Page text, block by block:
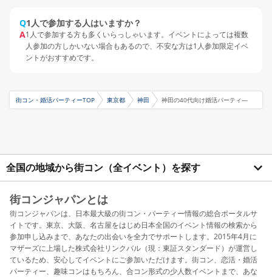
Q1人で参加する人はいますか？
A1人で参加する方も多くいらっしゃいます。イベントによっては複数
人参加の方しかいない場合もあるので、不安な方は1人参加限定イベ
ントがおすすめです。
街コン・婚活パーティーTOP 東京都 神田 神田の40代向け婚活パーティ―
全国の地域から街コン（全イベント）を探す
街コンジャパンとは
街コンジャパンは、日本最大級の街コン・パーティー情報の総合ポータルサ
イトです。東京、大阪、名古屋をはじめ日本全国のイベント情報の検索から
参加申し込みまで、あなたの出会いを全力でサポートします。2015年4月に
マザーズに上場した株式会社リンクバル（現：東証スタンダード）が運営し
ているため、安心してイベントにご参加いただけます。街コン、恋活・婚活
パーティー、趣味コンはもちろん、合コン形式の少人数イベントまで、あな